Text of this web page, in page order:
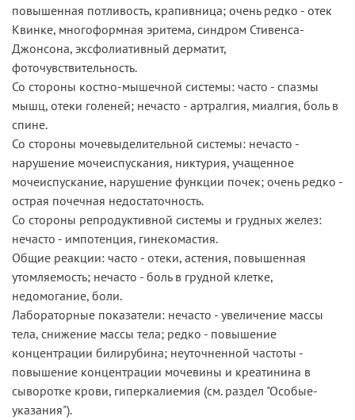
повышенная потливость, крапивница; очень редко - отек
Квинке, многоформная эритема, синдром Стивенса-
Джонсона, эксфолиативный дерматит,
фоточувствительность.
Со стороны костно-мышечной системы: часто - спазмы
мышц, отеки голеней; нечасто - артралгия, миалгия, боль в
спине.
Со стороны мочевыделительной системы: нечасто -
нарушение мочеиспускания, никтурия, учащенное
мочеиспускание, нарушение функции почек; очень редко -
острая почечная недостаточность.
Со стороны репродуктивной­ системы ­и­ грудных­ желез:
нечасто - импотенция, гинекомастия.
Общие реакции: часто - отеки, астения, повышенная
утомляемость; нечасто - боль в грудной клетке,
недомогание, боли.
Лабораторные показатели: нечасто - увеличение массы
тела, снижение массы тела; редко - повышение
концентрации билирубина; неуточненной частоты -
повышение концентрации мочевины и креатинина в
сыворотке крови, гиперкалиемия (см. ­раздел­ "Особые­
указания").